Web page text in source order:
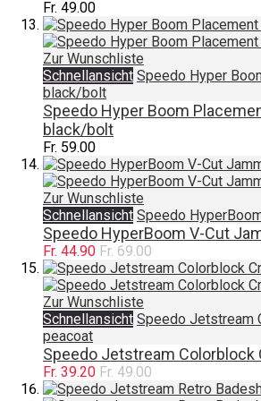
Fr. 49.00
Zur Wunschliste
Schnellansicht Speedo Hyper
black/bolt
Speedo Hyper Boom
black/bolt
Fr. 59.00
Zur Wunschliste
Schnellansicht Speedo
Speedo HyperBoom V-Cut
Fr. 44.90 Fr. 69.00
Zur Wunschliste
Schnellansicht Speedo Jetstream
peacoat
Speedo Jetstream Colorblock
Fr. 39.20 Fr. 49.00